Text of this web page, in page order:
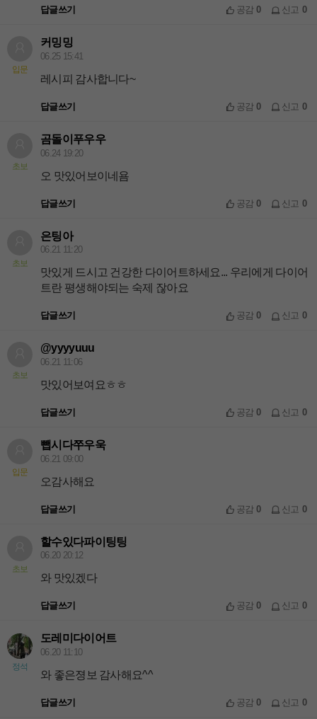
답글쓰기 공감0 신고 0
입문
커밍밍
06.25 15:41
레시피 감사합니다~
답글쓰기 공감0 신고 0
초보
곰돌이푸우우
06.24 19:20
오 맛있어보이네욤
답글쓰기 공감0 신고 0
초보
은팅아
06.21 11:20
맛있게 드시고 건강한 다이어트하세요... 우리에게 다이어
트란 평생해야되는 숙제 잖아요
답글쓰기 공감0 신고 0
초보
@yyyyuuu
06.21 11:06
맛있어보여요ㅎㅎ
답글쓰기 공감0 신고 0
입문
뺍시다쭈우욱
06.21 09:00
오감사해요
답글쓰기 공감0 신고 0
초보
할수있다파이팅팅
06.20 20:12
와 맛있겠다
답글쓰기 공감0 신고 0
정석
도레미다이어트
06.20 11:10
와 좋은졍보 감사해요^^
답글쓰기 공감0 신고 0